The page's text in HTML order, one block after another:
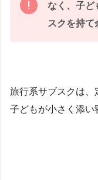
なく、子ど
スクを持て
旅行系サブスクは、
子どもが小さく添い